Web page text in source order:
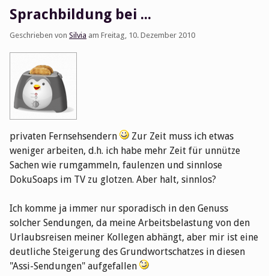
Sprachbildung bei ...
Geschrieben von Silvia am Freitag, 10. Dezember 2010
privaten Fernsehsendern
Zur Zeit muss ich etwas
weniger arbeiten, d.h. ich habe mehr Zeit für unnütze
Sachen wie rumgammeln, faulenzen und sinnlose
DokuSoaps im TV zu glotzen. Aber halt, sinnlos?
Ich komme ja immer nur sporadisch in den Genuss
solcher Sendungen, da meine Arbeitsbelastung von den
Urlaubsreisen meiner Kollegen abhängt, aber mir ist eine
deutliche Steigerung des Grundwortschatzes in diesen
"Assi-Sendungen" aufgefallen